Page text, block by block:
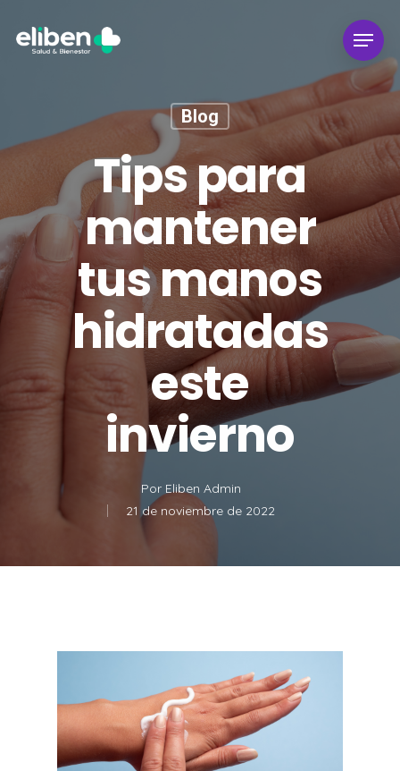
Menu
Blog
Tips para
mantener
tus manos
hidratadas
este
invierno
Por Eliben Admin
21 de noviembre de 2022